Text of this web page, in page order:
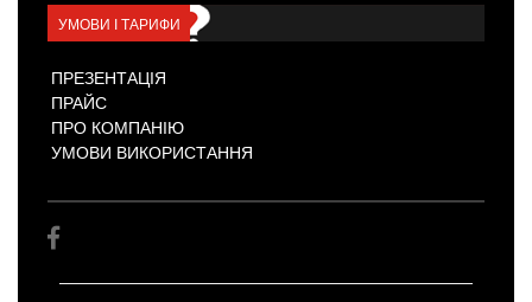
УМОВИ І ТАРИФИ
ПРЕЗЕНТАЦІЯ
ПРАЙС
ПРО КОМПАНІЮ
УМОВИ ВИКОРИСТАННЯ